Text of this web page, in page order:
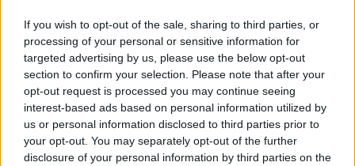
If you wish to opt-out of the sale, sharing to third parties, or
processing of your personal or sensitive information for
targeted advertising by us, please use the below opt-out
section to confirm your selection. Please note that after your
opt-out request is processed you may continue seeing
interest-based ads based on personal information utilized by
us or personal information disclosed to third parties prior to
your opt-out. You may separately opt-out of the further
disclosure of your personal information by third parties on the
Le soutien de la reine Camilla à Kate Middleton après
l’annonce de son cancer